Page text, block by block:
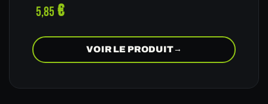
5,85 €
VOIR LE PRODUIT→